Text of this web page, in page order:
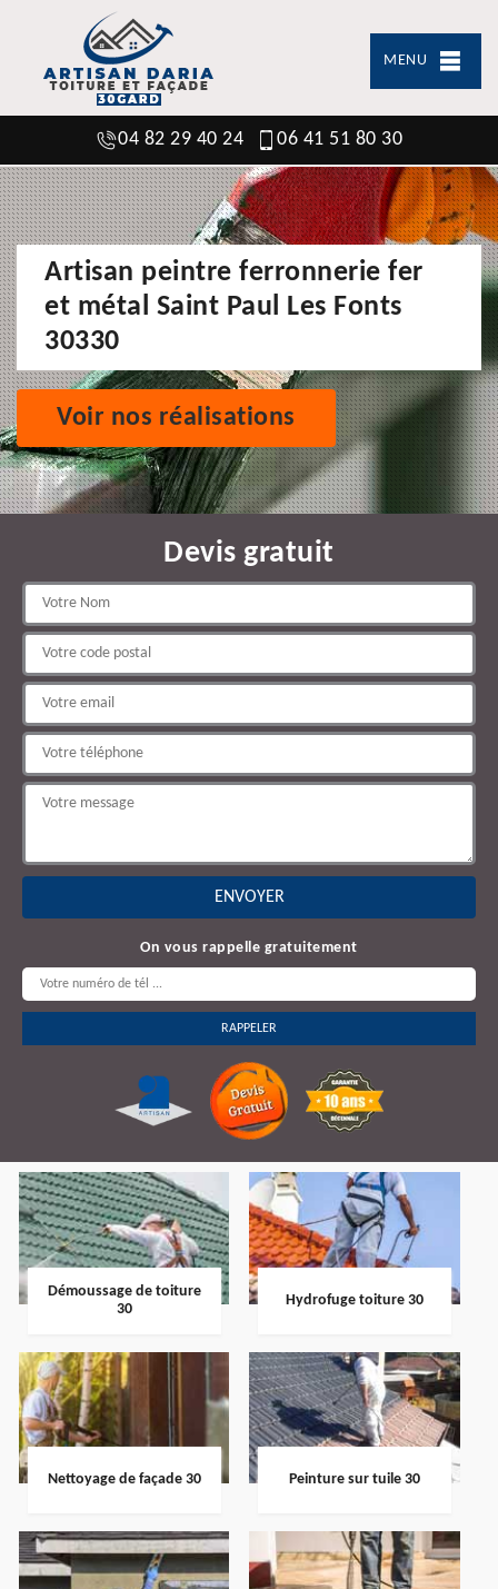
MENU
04 82 29 40 24 06 41 51 80 30
Artisan peintre ferronnerie fer
et métal Saint Paul Les Fonts
30330
Voir nos réalisations
Devis gratuit
On vous rappelle gratuitement
Démoussage de toiture
30
Hydrofuge toiture 30
Nettoyage de façade 30 Peinture sur tuile 30